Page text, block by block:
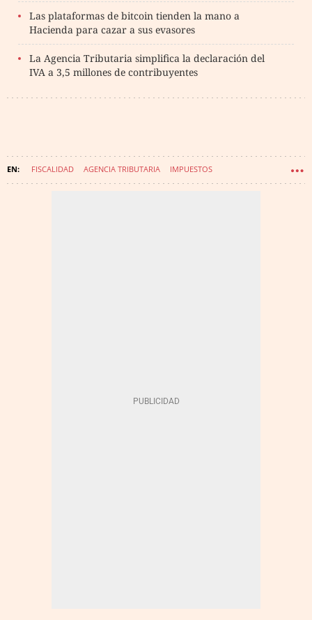
Las plataformas de bitcoin tienden la mano a
Hacienda para cazar a sus evasores
La Agencia Tributaria simplifica la declaración del
IVA a 3,5 millones de contribuyentes
FISCALIDAD AGENCIA TRIBUTARIA IMPUESTOS